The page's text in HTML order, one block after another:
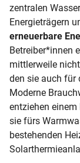
zentralen
Energieträgern
erneuerbare
Betreiber*innen
mittlerweile
den sie auch für
Moderne
entziehen
sie fürs
bestehenden